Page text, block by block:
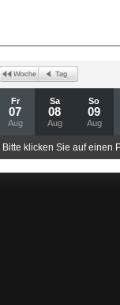
Fr
07
Aug
Sa
08
Aug
So
09
Aug
Bitte klicken Sie auf einen